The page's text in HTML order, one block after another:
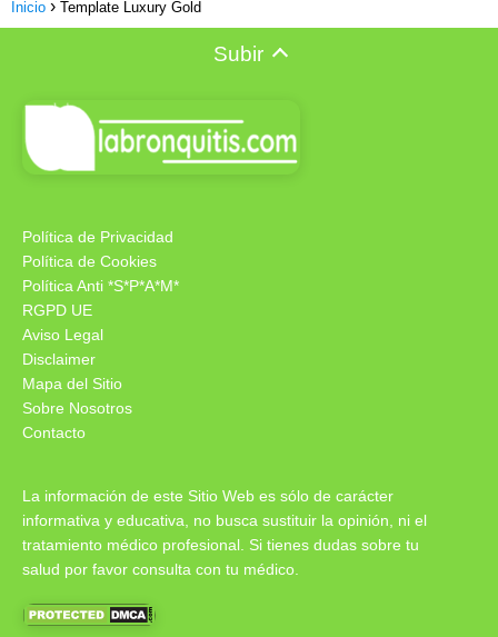
Inicio Template Luxury Gold
Subir
Política de Privacidad
Política de Cookies
Política Anti *S*P*A*M*
RGPD UE
Aviso Legal
Disclaimer
Mapa del Sitio
Sobre Nosotros
Contacto
La información de este Sitio Web es sólo de carácter
informativa y educativa, no busca sustituir la opinión, ni el
tratamiento médico profesional. Si tienes dudas sobre tu
salud por favor consulta con tu médico.